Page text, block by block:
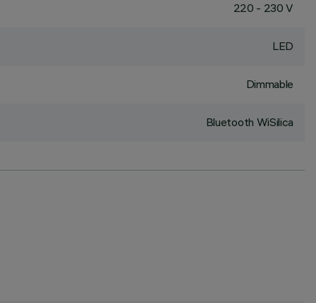
220 - 230 V
LED
Dimmable
Bluetooth WiSilica